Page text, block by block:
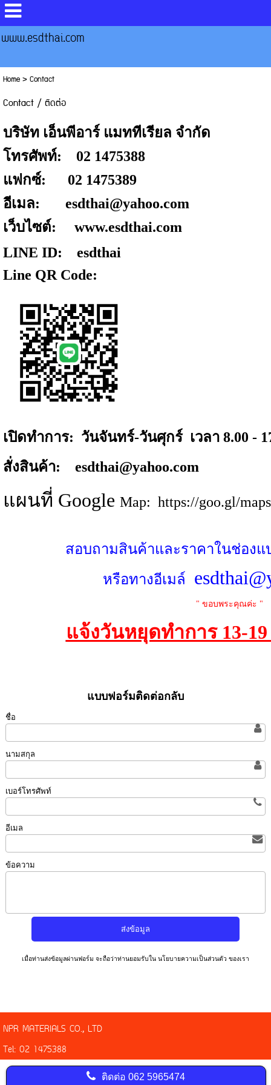
www.esdthai.com
Home>Contact
Contact / ติดต่อ
บริษัท เอ็นพีอาร์ แมททีเรียล จำกัด
โทรศัพท์: 02 1475388
แฟกซ์: 02 1475389
อีเมล: esdthai@yahoo.com
เว็บไซต์: www.esdthai.com
LINE ID: esdthai
Line QR Code:
เปิดทำการ: วันจันทร์-วันศุกร์ เวลา 8.00 -
สั่งสินค้า: esdthai@yahoo.com
แผนที่ Google Map: https://goo.gl/
สอบถามสินค้าและราคาในช่อง
หรือทางอีเมล์
" ขอบพระคุณค่ะ "
แจ้งวันหยุดทำการ 13-
แบบฟอร์มติดต่อกลับ
ชื่อ
นามสกุล
เบอร์โทรศัพท์
อีเมล
ข้อความ
เมื่อท่านส่งข้อมูลผ่านฟอร์ม จะถือว่าท่านยอมรับในนโยบายความเป็นส่วนตัว ของเรา
NPR MATERIALS CO., LTD
Tel: 02 1475388
ติดต่อ062 5965474